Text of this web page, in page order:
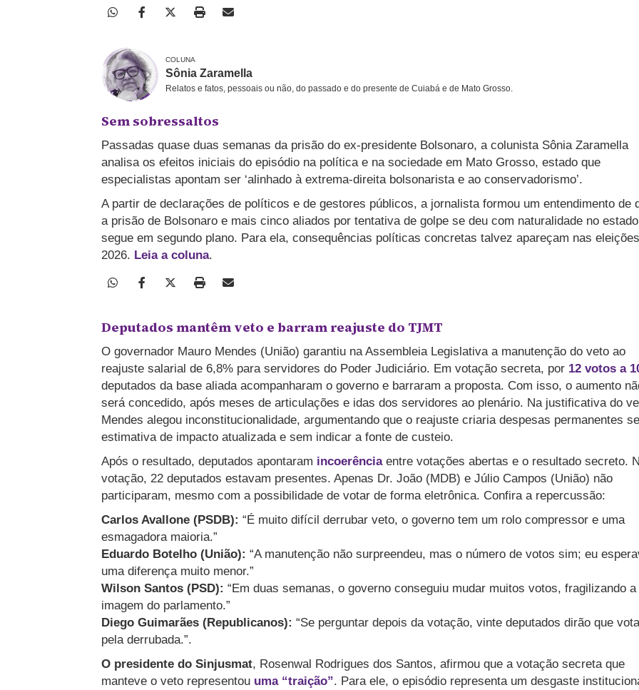
COLUNA
Sônia Zaramella
Relatos e fatos, pessoais ou não, do passado e do presente de Cuiabá e de Mato Grosso.
Sem sobressaltos
Passadas quase duas semanas da prisão do ex-presidente Bolsonaro, a colunista Sônia Zaramella
analisa os efeitos iniciais do episódio na política e na sociedade em Mato Grosso, estado que
especialistas apontam ser ‘alinhado à extrema-direita bolsonarista e ao conservadorismo’.
A partir de declarações de políticos e de gestores públicos, a jornalista formou um entendimento de
a prisão de Bolsonaro e mais cinco aliados por tentativa de golpe se deu com naturalidade no
segue em segundo plano. Para ela, consequências políticas concretas talvez apareçam nas
2026. Leia a coluna.
Deputados mantêm veto e barram reajuste do TJMT
O governador Mauro Mendes (União) garantiu na Assembleia Legislativa a manutenção do veto ao
reajuste salarial de 6,8% para servidores do Poder Judiciário. Em votação secreta, por 12 votos a
deputados da base aliada acompanharam o governo e barraram a proposta. Com isso, o aumento
será concedido, após meses de articulações e idas dos servidores ao plenário. Na justificativa do
Mendes alegou inconstitucionalidade, argumentando que o reajuste criaria despesas permanentes
estimativa de impacto atualizada e sem indicar a fonte de custeio.
Após o resultado, deputados apontaram incoerênciaentre votações abertas e o resultado secreto.
votação, 22 deputados estavam presentes. Apenas Dr. João (MDB) e Júlio Campos (União) não
participaram, mesmo com a possibilidade de votar de forma eletrônica. Confira a repercussão:
Carlos Avallone (PSDB): “É muito difícil derrubar veto, o governo tem um rolo compressor e uma
esmagadora maioria.”
Eduardo Botelho (União): “A manutenção não surpreendeu, mas o número de votos sim; eu
uma diferença muito menor.”
Wilson Santos (PSD): “Em duas semanas, o governo conseguiu mudar muitos votos, fragilizando a
imagem do parlamento.”
Diego Guimarães (Republicanos): “Se perguntar depois da votação, vinte deputados dirão que
pela derrubada.”.
O presidente do Sinjusmat, Rosenwal Rodrigues dos Santos, afirmou que a votação secreta que
manteve o veto representou uma “traição”. Para ele, o episódio representa um desgaste